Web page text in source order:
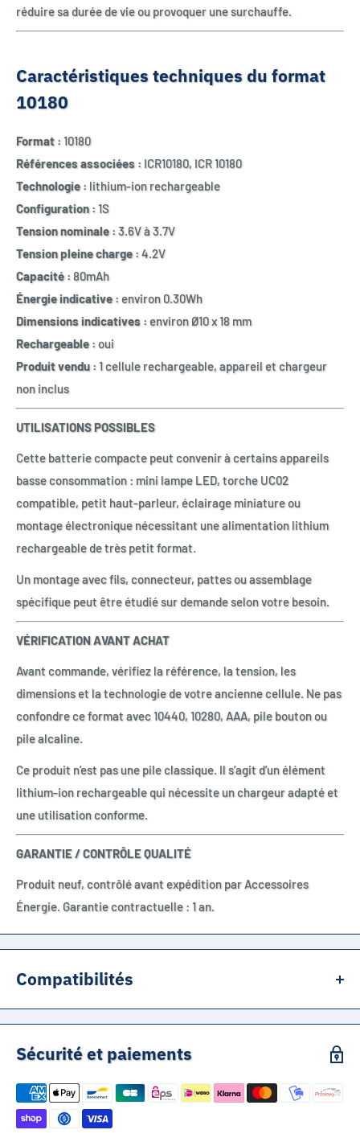
réduire sa durée de vie ou provoquer une surchauffe.
Caractéristiques techniques du format
10180
Format :10180
Références associées : ICR10180, ICR 10180
Technologie : lithium-ion rechargeable
Configuration :1S
Tension nominale :3.6V à 3.7V
Tension pleine charge :4.2V
Capacité :80mAh
Énergie indicative :environ 0.30Wh
Dimensions indicatives :environ Ø10 x 18 mm
Rechargeable :oui
Produit vendu :1 cellule rechargeable, appareil et chargeur
non inclus
UTILISATIONS POSSIBLES
Cette batterie compacte peut convenir à certains appareils
basse consommation : mini lampe LED, torche UC02
compatible, petit haut-parleur, éclairage miniature ou
montage électronique nécessitant une alimentation lithium
rechargeable de très petit format.
Un montage avec fils, connecteur, pattes ou assemblage
spécifique peut être étudié sur demande selon votre besoin.
VÉRIFICATION AVANT ACHAT
Avant commande, vérifiez la référence, la tension, les
dimensions et la technologie de votre ancienne cellule. Ne pas
confondre ce format avec 10440, 10280, AAA, pile bouton ou
pile alcaline.
Ce produit n’est pas une pile classique. Il s’agit d’un élément
lithium-ion rechargeable qui nécessite un chargeur adapté et
une utilisation conforme.
GARANTIE / CONTRÔLE QUALITÉ
Produit neuf, contrôlé avant expédition par Accessoires
Énergie. Garantie contractuelle : 1 an.
Compatibilités
ICR 10180
Accu Li-ion 3.7V
Accu rechargeable 80mAh
Mini lampe LED compatible
Sécurité et paiements